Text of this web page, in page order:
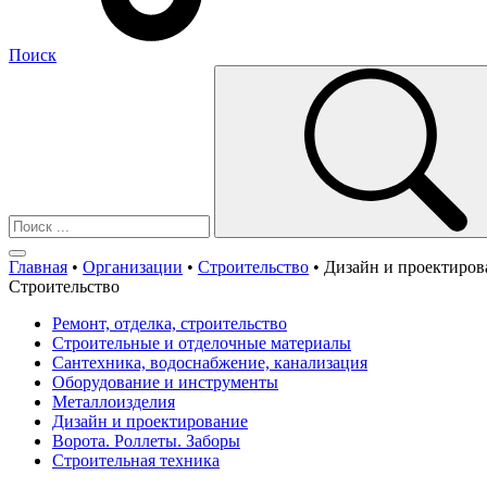
Поиск
Главная • Организации • Строительство • Дизайн и
Строительство
Ремонт, отделка, строительство
Строительные и отделочные материалы
Сантехника, водоснабжение, канализация
Оборудование и инструменты
Металлоизделия
Дизайн и проектирование
Ворота. Роллеты. Заборы
Строительная техника